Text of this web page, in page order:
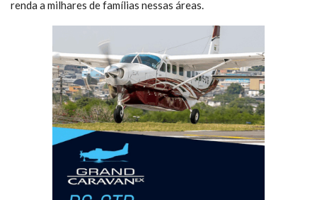
renda a milhares de famílias nessas áreas.